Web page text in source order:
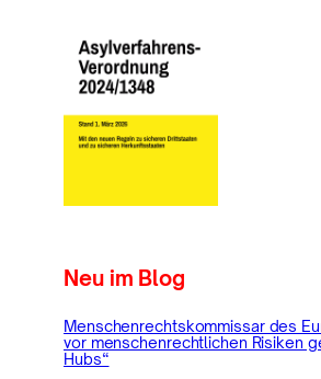
Neu im Blog
Menschenrechtskommissar des
vor menschenrechtlichen Risiken
Hubs“